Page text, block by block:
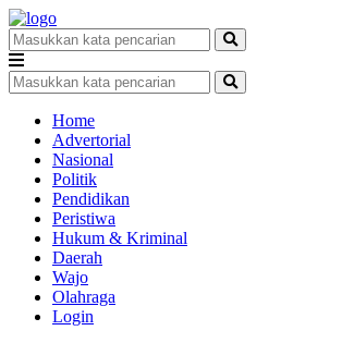
Home
Advertorial
Nasional
Politik
Pendidikan
Peristiwa
Hukum & Kriminal
Daerah
Wajo
Olahraga
Login